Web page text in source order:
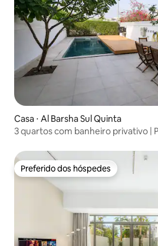
Casa ⋅ Al Barsha Sul Quinta
3 quartos com banheiro privativo |
Preferido dos hóspedes
Preferido dos hóspedes